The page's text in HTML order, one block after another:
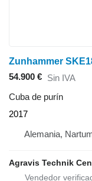
Zunhammer
54.900 € Sin IVA
Cuba de purín
2017
Alemania,
Agravis Technik